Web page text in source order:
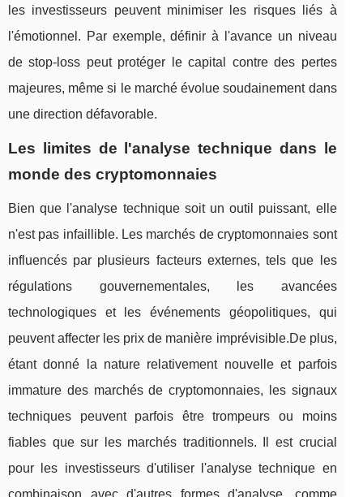
les investisseurs peuvent minimiser les risques liés à
l'émotionnel. Par exemple, définir à l'avance un niveau
de stop-loss peut protéger le capital contre des pertes
majeures, même si le marché évolue soudainement dans
une direction défavorable.
Les limites de l'analyse technique dans le
monde des cryptomonnaies
Bien que l'analyse technique soit un outil puissant, elle
n'est pas infaillible. Les marchés de cryptomonnaies sont
influencés par plusieurs facteurs externes, tels que les
régulations gouvernementales, les avancées
technologiques et les événements géopolitiques, qui
peuvent affecter les prix de manière imprévisible.De plus,
étant donné la nature relativement nouvelle et parfois
immature des marchés de cryptomonnaies, les signaux
techniques peuvent parfois être trompeurs ou moins
fiables que sur les marchés traditionnels. Il est crucial
pour les investisseurs d'utiliser l'analyse technique en